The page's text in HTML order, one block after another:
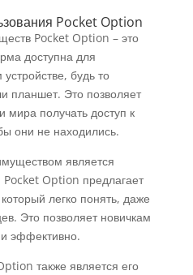
Pocket Option
Pocket Option – это
доступна для
будь то
планшет. Это позволяет
мира получать доступ к
они не находились.
является
Pocket Option предлагает
легко понять, даже
Это позволяет новичкам
и эффективно.
также является его